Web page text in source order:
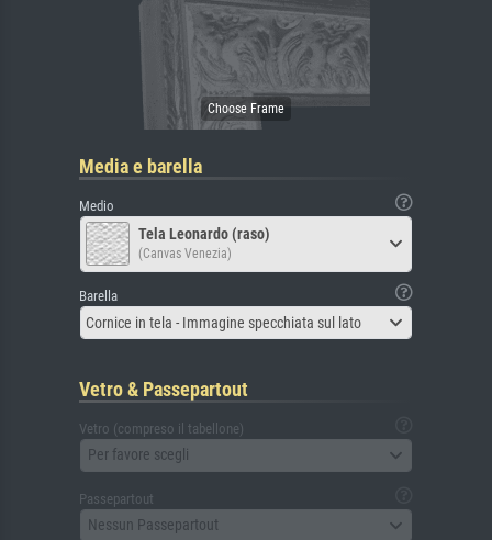
Media e barella
Medio
Tela Leonardo (raso)
(Canvas Venezia)
Barella
Cornice in tela - Immagine specchiata sul lato
Vetro & Passepartout
Vetro (compreso il tabellone)
Per favore scegli
Passepartout
Nessun Passepartout